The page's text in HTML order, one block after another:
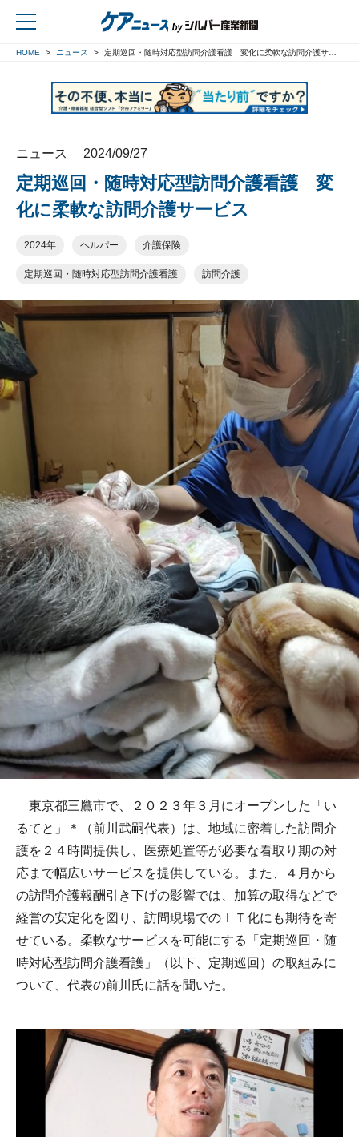
HOME ニュース 定期巡回・随時対応型訪問介護看護 変化に柔軟な訪問介護サービス
ニュース 2024/09/27
定期巡回・随時対応型訪問介護看護 変
化に柔軟な訪問介護サービス
2024年 ヘルパー 介護保険
定期巡回・随時対応型訪問介護看護 訪問介護
東京都三鷹市で、２０２３年３月にオープンした「い
るてと」＊（前川武嗣代表）は、地域に密着した訪問介
護を２４時間提供し、医療処置等が必要な看取り期の対
応まで幅広いサービスを提供している。また、４月から
の訪問介護報酬引き下げの影響では、加算の取得などで
経営の安定化を図り、訪問現場でのＩＴ化にも期待を寄
せている。柔軟なサービスを可能にする「定期巡回・随
時対応型訪問介護看護」（以下、定期巡回）の取組みに
ついて、代表の前川氏に話を聞いた。